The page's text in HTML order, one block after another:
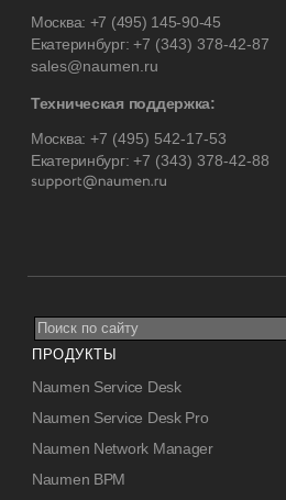
Москва: +7 (495) 145-90-45
Екатеринбург:+7 (343) 378-42-87
sales@naumen.ru
Техническая поддержка:
Москва: +7 (495) 542-17-53
Екатеринбург:+7 (343) 378-42-88
ПРОДУКТЫ
Naumen Service Desk
Naumen Service Desk Pro
Naumen Network Manager
Naumen BPM